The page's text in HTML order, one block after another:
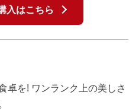
入はこちら
卓を! ワンランク上の美しさ